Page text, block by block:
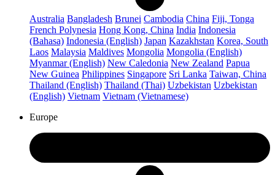
Australia Bangladesh Brunei Cambodia China Fiji, Tonga
French Polynesia Hong Kong, China India Indonesia
(Bahasa) Indonesia (English) Japan Kazakhstan Korea, South
Laos Malaysia Maldives Mongolia Mongolia (English)
Myanmar (English) New Caledonia New Zealand Papua
New Guinea Philippines Singapore Sri Lanka Taiwan, China
Thailand (English) Thailand (Thai) Uzbekistan Uzbekistan
(English) Vietnam Vietnam (Vietnamese)
Europe